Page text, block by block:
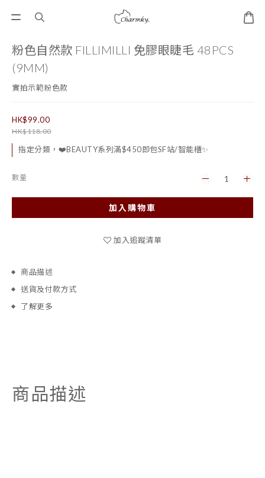
粉色自然款 FILLIMILLI 免膠眼睫毛 48PCS
(9MM)
實拍示範粉色款
HK$99.00
HK$118.00
指定分類，❤️BEAUTY系列滿$450即包SF站/智能櫃✨
數量
加入購物車
加入追蹤清單
商品描述
送貨及付款方式
了解更多
商品描述